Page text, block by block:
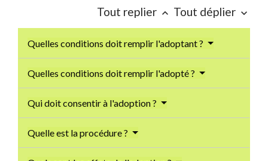
Tout replier keyboard_arrow_up Tout déplier keyboard_arrow_down
Quelles conditions doit remplir l'adoptant ?
Quelles conditions doit remplir l'adopté ?
Qui doit consentir à l'adoption ?
Quelle est la procédure ?